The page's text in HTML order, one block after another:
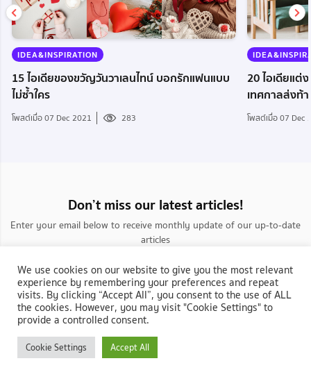
IDEA&INSPIRATION
15 ไอเดียของขวัญวันวาเลนไทน์ บอกรักแฟนแบบ
ไม่ซ้ำใคร
โพสต์เมื่อ 07 Dec 2021 283
20 ไอเดียแ
เทศกาลส่งท้
โพสต์เมื่อ 07 Dec
Don’t miss our latest articles!
Enter your email below to receive monthly update of our up-to-date
articles
กลับสู่ NocNoc.com
We use cookies on our website to give you the most relevant
experience by remembering your preferences and repeat
visits. By clicking “Accept All”, you consent to the use of ALL
the cookies. However, you may visit "Cookie Settings" to
provide a controlled consent.
Cookie Settings Accept All